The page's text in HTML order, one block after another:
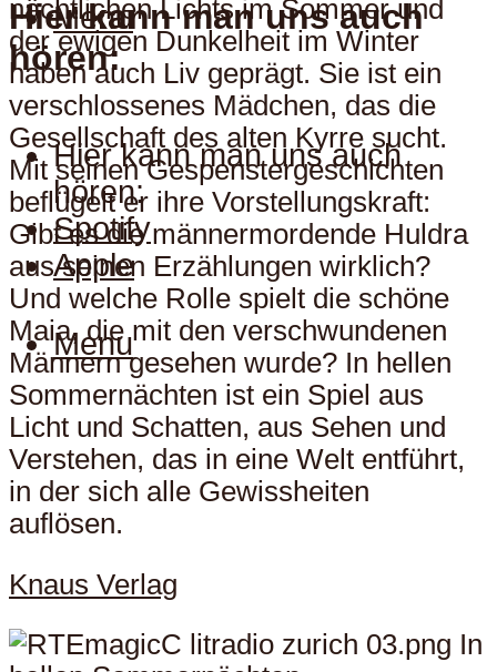
Menu
Hier kann man uns auch
hören:
Hier kann man uns auch
hören:
Spotify
Apple
Menu
nächtlichen Lichts im Sommer und
der ewigen Dunkelheit im Winter
haben auch Liv geprägt. Sie ist ein
verschlossenes Mädchen, das die
Gesellschaft des alten Kyrre sucht.
Mit seinen Gespenstergeschichten
beflügelt er ihre Vorstellungskraft:
Gibt es die männermordende Huldra
aus seinen Erzählungen wirklich?
Und welche Rolle spielt die schöne
Maia, die mit den verschwundenen
Männern gesehen wurde? In hellen
Sommernächten ist ein Spiel aus
Licht und Schatten, aus Sehen und
Verstehen, das in eine Welt entführt,
in der sich alle Gewissheiten
auflösen.
Knaus Verlag